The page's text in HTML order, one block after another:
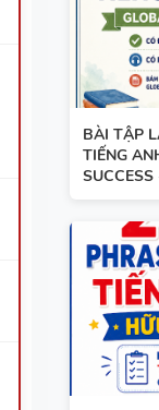
BÀI TẬP
TIẾNG
SUCCESS